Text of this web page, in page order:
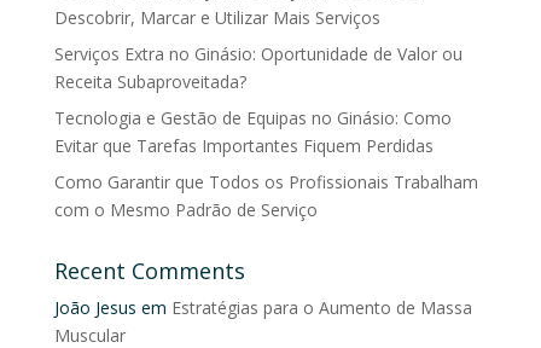
Descobrir, Marcar e Utilizar Mais Serviços
Serviços Extra no Ginásio: Oportunidade de Valor ou
Receita Subaproveitada?
Tecnologia e Gestão de Equipas no Ginásio: Como
Evitar que Tarefas Importantes Fiquem Perdidas
Como Garantir que Todos os Profissionais Trabalham
com o Mesmo Padrão de Serviço
Recent Comments
João Jesus em Estratégias para o Aumento de Massa
Muscular